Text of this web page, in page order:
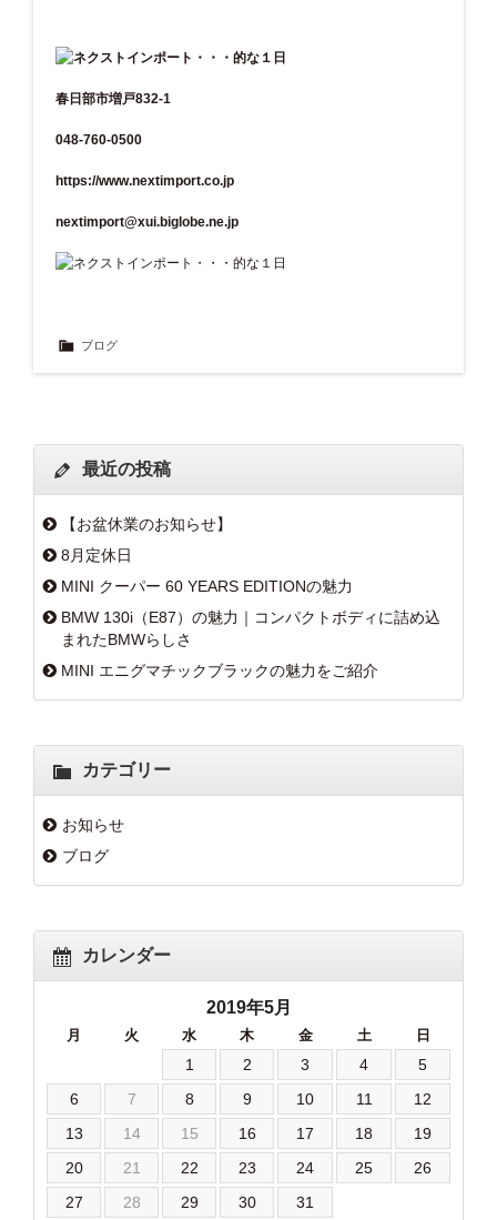
春日部市増戸832-1
048-760-0500
https://www.nextimport.co.jp
nextimport@xui.biglobe.ne.jp
ブログ
最近の投稿
【お盆休業のお知らせ】
8月定休日
MINI クーパー 60 YEARS EDITIONの魅力
BMW 130i（E87）の魅力｜コンパクトボディに詰め込
まれたBMWらしさ
MINI エニグマチックブラックの魅力をご紹介
カテゴリー
お知らせ
ブログ
カレンダー
2019年5月
月 火 水 木 金 土 日
1 2 3 4
5
6
7 8 9 10 11
12
13
14 15 16 17 18
19
20
21 22 23 24 25
26
27
28 29 30
31